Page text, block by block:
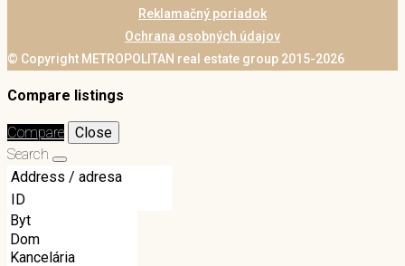
Reklamačný poriadok
Ochrana osobných údajov
© Copyright METROPOLITAN real estate group 2015-2026
Compare listings
Compare
Close
Search